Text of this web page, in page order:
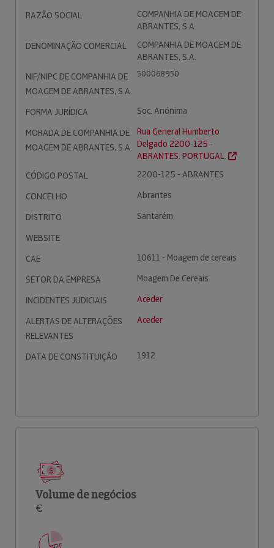
RAZÃO SOCIAL
COMPANHIA DE MOAGEM DE
ABRANTES, S.A.
DENOMINAÇÃO COMERCIAL
COMPANHIA DE MOAGEM DE
ABRANTES, S.A.
NIF/NIPC DE COMPANHIA DE
MOAGEM DE ABRANTES, S.A.
500068950
FORMA JURÍDICA
Soc. Anónima
MORADA DE COMPANHIA DE
MOAGEM DE ABRANTES, S.A.
Rua General Humberto
Delgado 2200-125 -
ABRANTES. PORTUGAL.
CÓDIGO POSTAL
2200-125 - ABRANTES
CONCELHO
Abrantes
DISTRITO
Santarém
WEBSITE
CAE
10611 - Moagem de cereais
SETOR DA EMPRESA
Moagem De Cereais
INCIDENTES JUDICIAIS
Aceder
ALERTAS DE ALTERAÇÕES
RELEVANTES
Aceder
DATA DE CONSTITUIÇÃO 1912
Volume de negócios
€